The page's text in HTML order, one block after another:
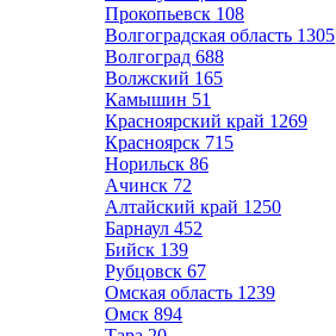
Прокопьевск 108
Волгоградская область 1305
Волгоград 688
Волжский 165
Камышин 51
Красноярский край 1269
Красноярск 715
Норильск 86
Ачинск 72
Алтайский край 1250
Барнаул 452
Бийск 139
Рубцовск 67
Омская область 1239
Омск 894